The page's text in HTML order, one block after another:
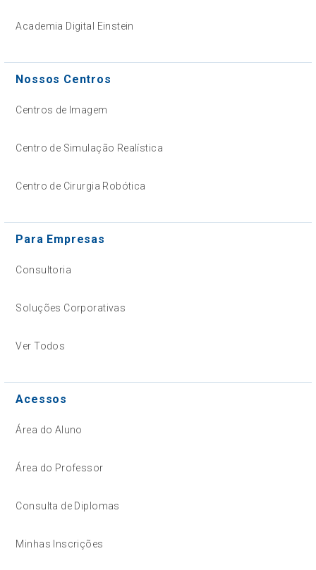
Academia Digital Einstein
Nossos Centros
Centros de Imagem
Centro de Simulação Realística
Centro de Cirurgia Robótica
Para Empresas
Consultoria
Soluções Corporativas
Ver Todos
Acessos
Área do Aluno
Área do Professor
Consulta de Diplomas
Minhas Inscrições